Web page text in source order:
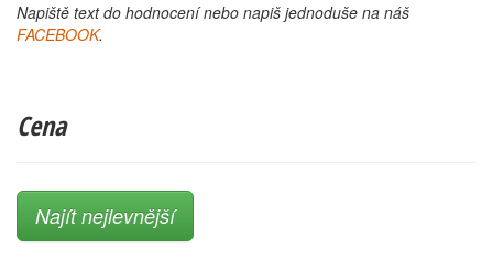
Napiště text do hodnocení nebo napiš jednoduše na náš
FACEBOOK.
Cena
Najít nejlevnější